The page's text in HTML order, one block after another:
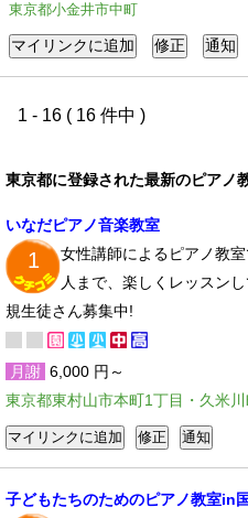
東京都小金井市中町
1 - 16 ( 16 件中 )
東京都に登録された最新のピアノ
いなだピアノ音楽教室
1
女性講師によるピアノ教
人まで、楽しくレッスン
規生徒さん募集中!
月謝 6,000 円～
東京都東村山市本町1丁目・久米川
子どもたちのためのピアノ教室in